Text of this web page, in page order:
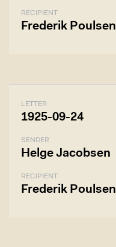
RECIPIENT
Frederik Poulsen
LETTER
1925-09-24
SENDER
Helge Jacobsen
RECIPIENT
Frederik Poulsen